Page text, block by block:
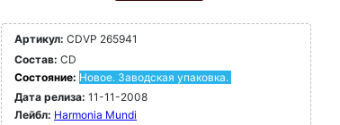
Артикул: CDVP 265941
Состав: CD
Состояние: Новое. Заводская упаковка.
Дата релиза: 11-11-2008
Лейбл: Harmonia Mundi